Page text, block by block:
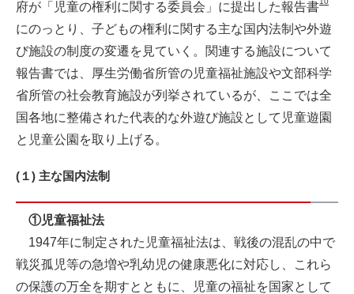
府が「児童の権利に関する委員会」に提出した報告書
にのっとり、子どもの権利に関する主な国内法制や外遊
び施設の制度の変遷を見ていく。関連する施設について
報告書では、厚生労働省所管の児童福祉施設や文部科学
省所管の社会教育施設が列挙されているが、ここでは全
国各地に整備された代表的な外遊び施設として児童遊園
と児童公園を取り上げる。
(１) 主な国内法制
①児童福祉法
1947年に制定された児童福祉法は、戦後の混乱の中で
戦災孤児等の急増や乳幼児の健康悪化に対応し、これら
の保護の万全を期すとともに、児童の福祉を国家として